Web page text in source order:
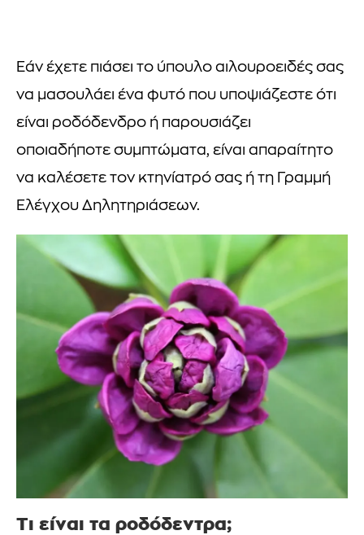
Εάν έχετε πιάσει το ύπουλο αιλουροειδές σας
να μασουλάει ένα φυτό που υποψιάζεστε ότι
είναι ροδόδενδρο ή παρουσιάζει
οποιαδήποτε συμπτώματα, είναι απαραίτητο
να καλέσετε τον κτηνίατρό σας ή τη Γραμμή
Ελέγχου Δηλητηριάσεων.
Τι είναι τα ροδόδεντρα;